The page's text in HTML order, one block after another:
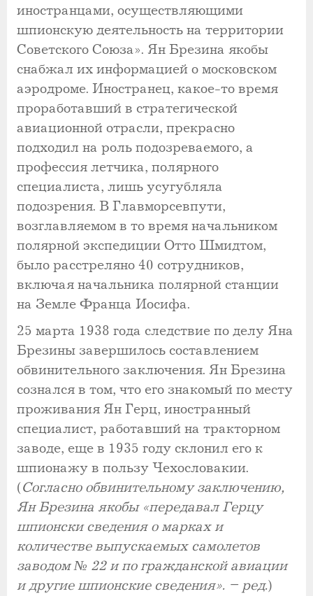
иностранцами, осуществляющими
шпионскую деятельность на территории
Советского Союза». Ян Брезина якобы
снабжал их информацией о московском
аэродроме. Иностранец, какое-то время
проработавший в стратегической
авиационной отрасли, прекрасно
подходил на роль подозреваемого, а
профессия летчика, полярного
специалиста, лишь усугубляла
подозрения. В Главморсевпути,
возглавляемом в то время начальником
полярной экспедиции Отто Шмидтом,
было расстреляно 40 сотрудников,
включая начальника полярной станции
на Земле Франца Иосифа.
25 марта 1938 года следствие по делу Яна
Брезины завершилось составлением
обвинительного заключения. Ян Брезина
сознался в том, что его знакомый по месту
проживания Ян Герц, иностранный
специалист, работавший на тракторном
заводе, еще в 1935 году склонил его к
шпионажу в пользу Чехословакии.
(Согласно обвинительному заключению,
Ян Брезина якобы «передавал Герцу
шпионски сведения о марках и
количестве выпускаемых самолетов
заводом № 22 и по гражданской авиации
и другие шпионские сведения». – ред.)